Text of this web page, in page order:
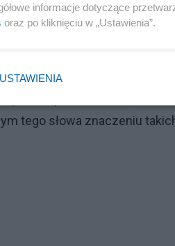
Reklama
rolę w tym
zakupowi Tweeter,
tego słowa znaczeniu
informacje dotyczące
oraz po kliknięciu w „Ustawienia”.
USTAWIENIA